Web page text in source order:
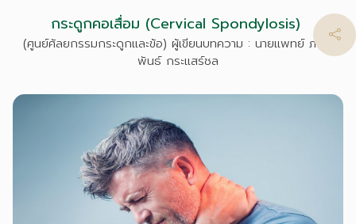
กระดูกคอเสื่อม (Cervical Spondylosis)
(ศูนย์ศัลยกรรมกระดูกและข้อ) ผู้เขียนบทความ : นายแพทย์ ภาณุ
พันธ์ กระแสร์ชล